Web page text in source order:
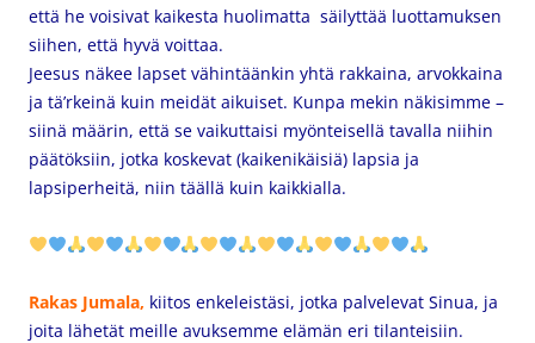
että he voisivat kaikesta huolimatta säilyttää luottamuksen
siihen, että hyvä voittaa.
Jeesus näkee lapset vähintäänkin yhtä rakkaina, arvokkaina
ja tä’rkeinä kuin meidät aikuiset. Kunpa mekin näkisimme –
siinä määrin, että se vaikuttaisi myönteisellä tavalla niihin
päätöksiin, jotka koskevat (kaikenikäisiä) lapsia ja
lapsiperheitä, niin täällä kuin kaikkialla.
Rakas Jumala, kiitos enkeleistäsi, jotka palvelevat Sinua, ja
joita lähetät meille avuksemme elämän eri tilanteisiin.